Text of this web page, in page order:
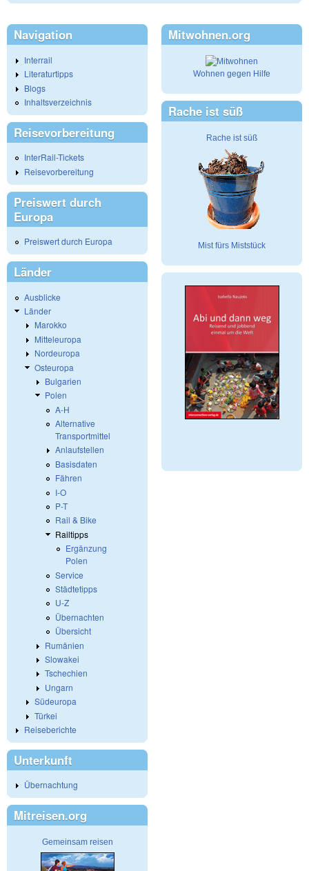
Navigation
Interrail
Literaturtipps
Blogs
Inhaltsverzeichnis
Reisevorbereitung
InterRail-Tickets
Reisevorbereitung
Preiswert durch
Europa
Preiswert durch Europa
Länder
Ausblicke
Länder
Marokko
Mitteleuropa
Nordeuropa
Osteuropa
Bulgarien
Polen
A-H
Alternative
Transportmittel
Anlaufstellen
Basisdaten
Fähren
I-O
P-T
Rail & Bike
Railtipps
Ergänzung
Polen
Service
Städtetipps
U-Z
Übernachten
Übersicht
Rumänien
Slowakei
Tschechien
Ungarn
Südeuropa
Türkei
Reiseberichte
Unterkunft
Übernachtung
Mitreisen.org
Gemeinsam reisen
Mitwohnen.org
Wohnen gegen Hilfe
Rache ist süß
Rache ist süß
Mist fürs Miststück